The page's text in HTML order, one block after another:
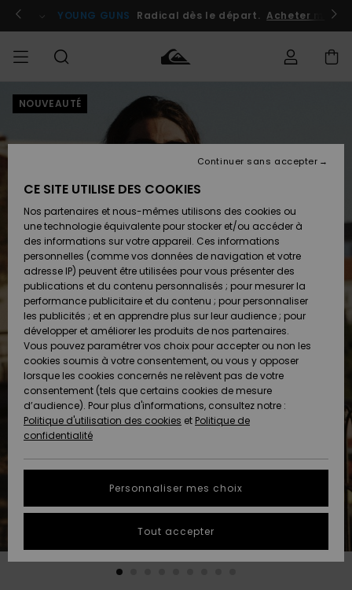
l'information
le
Se connecter / s'inscrire
YOUNG GUNS Radical dès le départ. Acheter
HOMME Vêtements
Chaussures
& Tongs
Surf
Snow
Nouveautés
A
Découvrir
Vêtements
Chaussures
& Tongs
Surf
Snow
Nouveautés
A
Découvrir
FEMME
Shop
A
Découvrir
Snow
SURF
Surf
Shop
Homme
Surf
Shop
Enfant
Highlights
Communauté
SNOW
Snow
Shop
Homme
Snow
Shop
Enfant
Snow
Shop
Femme
A
Découvrir
Communauté
OUTLET
Outlet
Homme
Enfant
Outlet
Femme
AIDE &
CONTACT
Accéder à
ma
Retours
Paiement
Carte
Cadeau
Quiksilver
Freedom
Protection
des
tailles
conversation
MAGASINS
QUIKSILVER
NOUVEAUTÉ
CE SITE UTILISE DES COOKIES
Nos partenaires et nous-mêmes utilisons des cookies ou
une technologie équivalente pour stocker et/ou accéder à
des informations sur votre appareil. Ces informations
personnelles (comme vos données de navigation et votre
adresse IP) peuvent être utilisées pour vous présenter des
publications et du contenu personnalisés ; pour mesurer la
performance publicitaire et du contenu ; pour personnaliser
les publicités ; et en apprendre plus sur leur audience ; pour
développer et améliorer les produits de nos partenaires.
Vous pouvez paramétrer vos choix pour accepter ou non les
cookies soumis à votre consentement, ou vous y opposer
lorsque les cookies concernés ne relèvent pas de votre
consentement (tels que certains cookies de mesure
d’audience). Pour plus d'informations, consultez notre :
Politique d'utilisation des cookies et Politique de
confidentialité
Personnaliser mes choix
Continuer sans accepter
Tout accepter